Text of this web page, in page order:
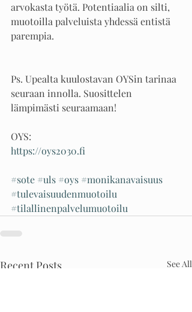
arvokasta työtä. Potentiaalia on silti,
muotoilla palveluista yhdessä entistä
parempia.
Ps. Upealta kuulostavan OYSin tarinaa
seuraan innolla. Suosittelen
lämpimästi seuraamaan!
OYS:
https://oys2030.fi
#sote #uls #oys #monikanavaisuus
#tulevaisuudenmuotoilu
#tilallinenpalvelumuotoilu
Recent Posts See All